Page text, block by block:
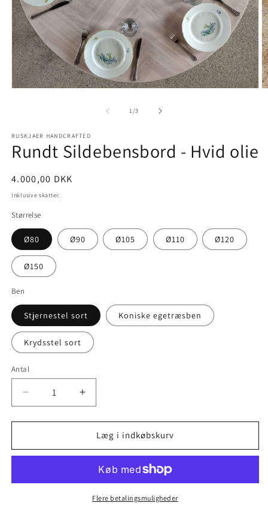
Åbn
1/af
3
RUSKJAER HANDCRAFTED
Rundt Sildebensbord - Hvid olie
Normalpris
4.000,00 DKK
Inklusive skatter.
Størrelse
Ø80 Ø90 Ø105 Ø110 Ø120
Ø150
Ben
Stjernestel sort Koniske egetræsben
Krydsstel sort
Antal
Antal
Reducer
antallet
for
Sildebensbord
olie
Øg
antallet
for
Rundt
Sildebensbord
Hvid
olie
Læg i indkøbskurv
Flere betalingsmuligheder